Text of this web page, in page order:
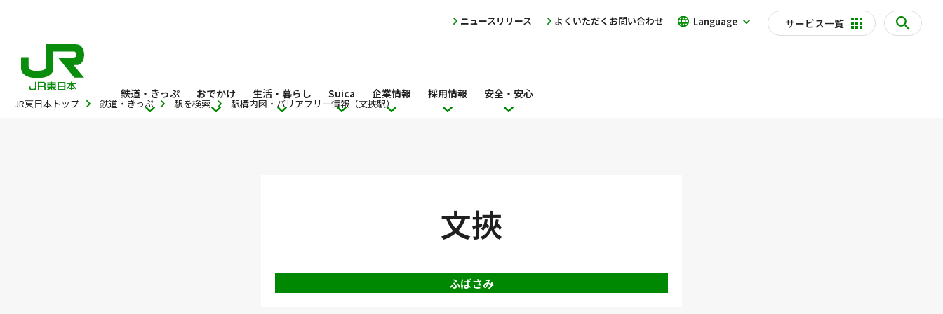
サービス一覧
鉄道・きっぷ おでかけ 生活・暮らし Suica 企業情報 採用情報 安全・安心
Language
よくいただくお問い合わせ
ニュースリリース
JR東日本トップ 鉄道・きっぷ 駅を検索 駅構内図・バリアフリー情報（文挾駅）
文挾
ふばさみ